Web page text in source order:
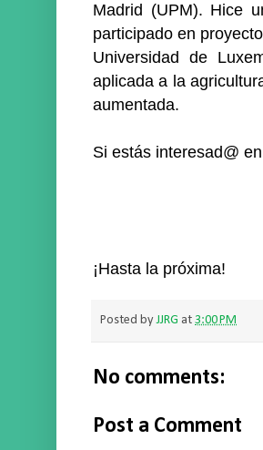
Madrid (UPM). Hice
participado en
Universidad de
aplicada a la
aumentada.
Si estás interesad@
¡Hasta la próxima!
Posted byJJRG at 3:00 PM
No comments:
Post a Comment